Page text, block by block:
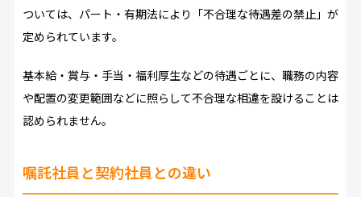
ついては、パート・有期法により「不合理な待遇差の禁止」が
定められています。
基本給・賞与・手当・福利厚生などの待遇ごとに、職務の内容
や配置の変更範囲などに照らして不合理な相違を設けることは
認められません。
嘱託社員と契約社員との違い